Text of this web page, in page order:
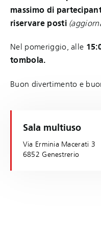
massimo di
riservare posti
Nel pomeriggio, alle
tombola.
Buon divertimento e
Sala multiuso
Via Erminia Macerati 3
6852 Genestrerio